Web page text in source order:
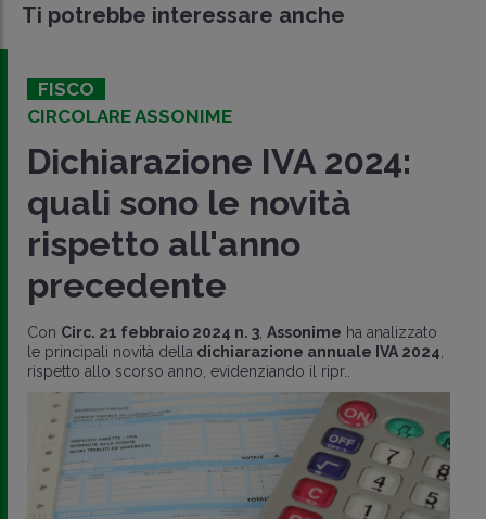
Ti potrebbe interessare anche
FISCO
CIRCOLARE ASSONIME
Dichiarazione IVA 2024:
quali sono le novità
rispetto all'anno
precedente
Con Circ. 21 febbraio 2024 n. 3 Assonime ha analizzato
le principali novità della dichiarazione annuale IVA 2024
rispetto allo scorso anno, evidenziando il ripr..